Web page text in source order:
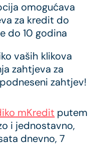
omogućava
za kredit do
do 10 godina
vaših klikova
zahtjeva za
zahtjev!
mKredit putem
i jednostavno,
dnevno, 7